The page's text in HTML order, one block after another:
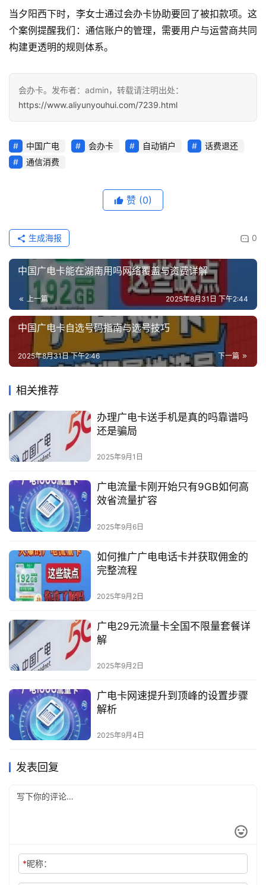
当夕阳西下时，李女士通过会办卡协助要回了被扣款项。这
个案例提醒我们：通信账户的管理，需要用户与运营商共同
构建更透明的规则体系。
会办卡。发布者：admin，转载请注明出处：
https://www.aliyunyouhui.com/7239.html
中国广电 会办卡 自动销户
话费退还
通信消费
赞 (0)
0
生成海报
中国广电卡能在湖南用吗网络覆盖与资费详解
上一篇 2025年8月31日 下午2:44
中国广电卡自选号码指南与选号技巧
下一篇
2025年8月31日 下午2:46
相关推荐
办理广电卡送手机是真的吗靠谱吗
还是骗局
2025年9月1日
广电流量卡刚开始只有9GB如何高
效省流量扩容
2025年9月6日
如何推广广电电话卡并获取佣金的
完整流程
2025年9月2日
广电29元流量卡全国不限量套餐详
解
2025年9月2日
广电卡网速提升到顶峰的设置步骤
解析
2025年9月4日
发表回复
*昵称：